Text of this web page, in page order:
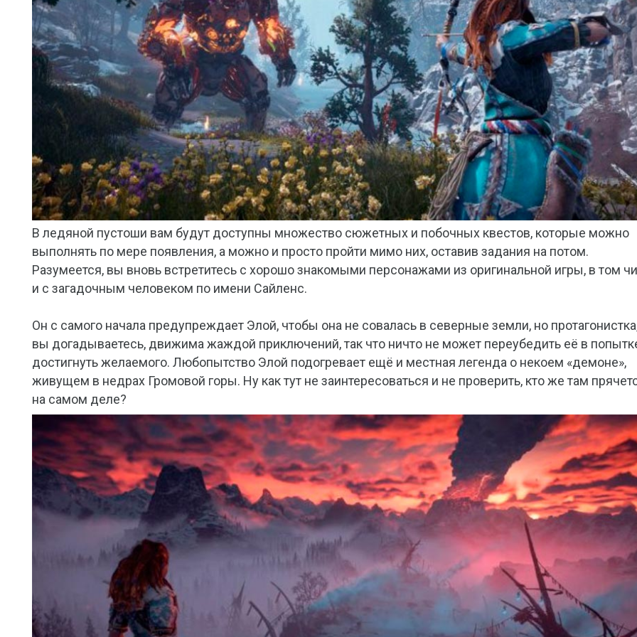
В ледяной пустоши вам будут доступны множество сюжетных и побочных квестов, которые можно
выполнять по мере появления, а можно и просто пройти мимо них, оставив задания на потом.
Разумеется, вы вновь встретитесь с хорошо знакомыми персонажами из оригинальной игры, в том
и с загадочным человеком по имени Сайленс.
Он с самого начала предупреждает Элой, чтобы она не совалась в северные земли, но
вы догадываетесь, движима жаждой приключений, так что ничто не может переубедить её в
достигнуть желаемого. Любопытство Элой подогревает ещё и местная легенда о некоем «демоне»,
живущем в недрах Громовой горы. Ну как тут не заинтересоваться и не проверить, кто же там
на самом деле?